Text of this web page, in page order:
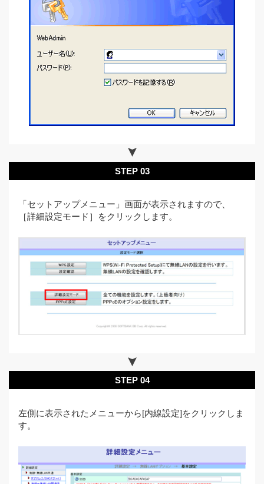
STEP 03
「セットアップメニュー」画面が表示されますので、
［詳細設定モード］をクリックします。
STEP 04
左側に表示されたメニューから[内線設定]をクリックしま
す。